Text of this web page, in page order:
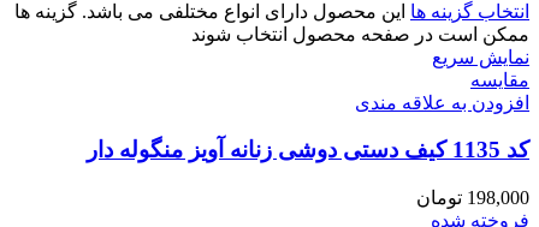
انتخاب گزینه ها این محصول دارای انواع مختلفی می باشد. گزینه ها
ممکن است در صفحه محصول انتخاب شوند
نمایش سریع
مقايسه
افزودن به علاقه مندی
کد 1135 کیف دستی دوشی زنانه آویز منگوله دار
198,000 تومان
فروخته شده